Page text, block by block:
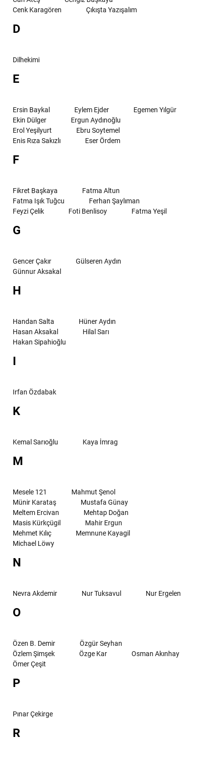
Cenk Karagören
Çıkışta Yazışalım
D
Dilhekimi
E
Ersin Baykal Eylem Ejder
Egemen Yılgür
Ekin Dülger
Ergun Aydınoğlu
Erol Yeşilyurt
Ebru Soytemel
Enis Rıza Sakızlı
Eser Ördem
F
Fikret Başkaya
Fatma Altun
Fatma Işık Tuğcu
Ferhan Şaylıman
Feyzi Çelik
Foti Benlisoy Fatma Yeşil
G
Gencer Çakır
Gülseren Aydın
Günnur Aksakal
H
Handan Salta
Hüner Aydın
Hasan Aksakal
Hilal Sarı
Hakan Sipahioğlu
I
Irfan Özdabak
K
Kemal Sarıoğlu Kaya İmrag
M
Mesele 121
Mahmut Şenol
Münir Karataş
Mustafa Günay
Meltem Ercivan
Mehtap Doğan
Masis Kürkçügil
Mahir Ergun
Mehmet Kılıç
Memnune Kayagil
Michael Löwy
N
Nevra Akdemir Nur Tuksavul Nur Ergelen
O
Özen B. Demir
Özgür Seyhan
Özlem Şimşek
Özge Kar
Osman Akınhay
Ömer Çeşit
P
Pınar Çekirge
R